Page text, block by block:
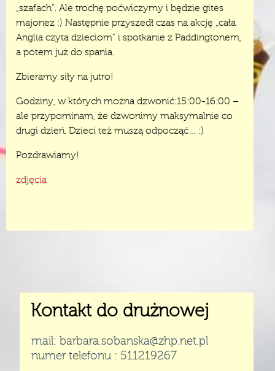
„szafach”. Ale trochę poćwiczymy i będzie gites
majonez :) Następnie przyszedł czas na akcję „cała
Anglia czyta dzieciom” i spotkanie z Paddingtonem,
a potem już do spania.
Zbieramy siły na jutro!
Godziny, w których można dzwonić:15:00-16:00 –
ale przypominam, że dzwonimy maksymalnie co
drugi dzień. Dzieci też muszą odpocząć… :)
Pozdrawiamy!
zdjęcia
Kontakt do drużnowej
mail: barbara.sobanska@zhp.net.pl
numer telefonu : 511219267